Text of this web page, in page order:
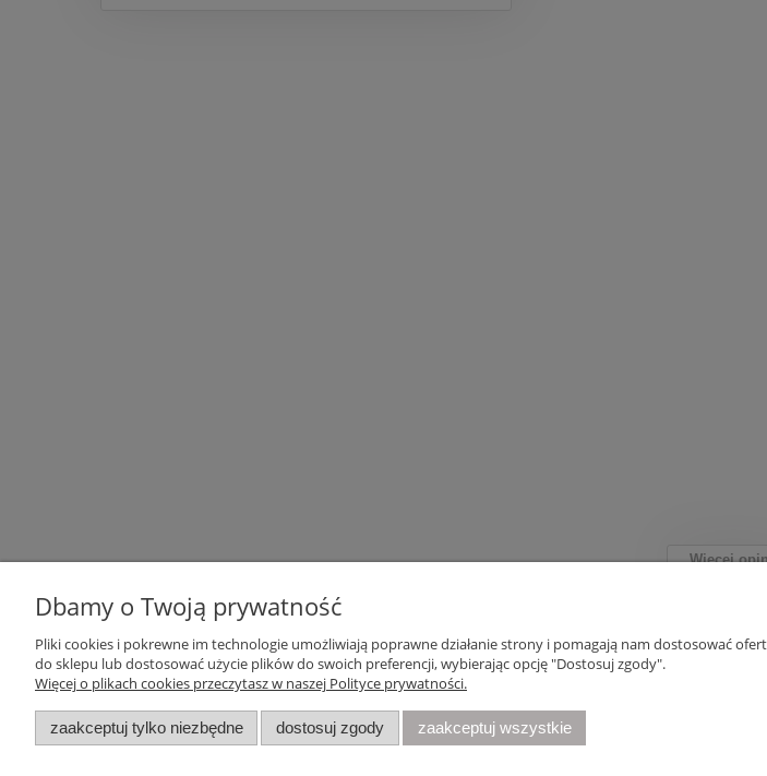
Więcej
Pomoc
Regulamin
Moje konto
Ustawienia konta
Płatności i dostawa
Dbamy o Twoją prywatność
Pliki cookies i pokrewne im technologie umożliwiają poprawne działanie strony i pomagają nam dostosować
do sklepu lub dostosować użycie plików do swoich preferencji, wybierając opcję "Dostosuj zgody".
Więcej o plikach cookies przeczytasz w naszej Polityce prywatności.
zaakceptuj tylko niezbędne dostosuj zgody zaakceptuj wszystkie